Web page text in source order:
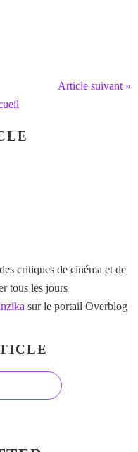
Article suivant »
critiques de cinéma et de
tous les jours
sur le portail Overblog